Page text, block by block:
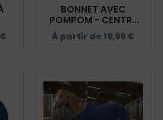
€
BONNET AVEC
POMPOM - CENTRE
ÉQUESTRE DU PARC -
NAVY - BF426
À partir de 19,99 €